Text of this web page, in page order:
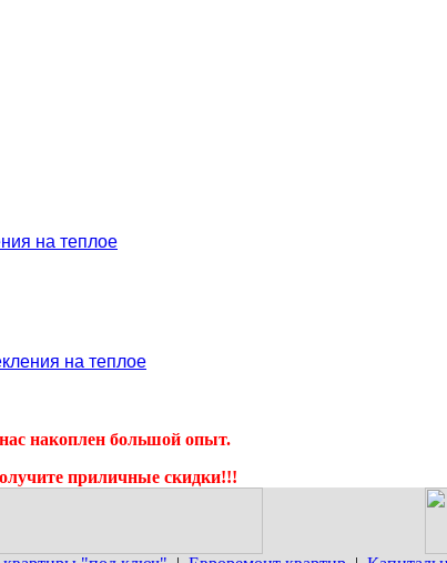
на теплое
на теплое
накоплен большой опыт.
приличные скидки!!!